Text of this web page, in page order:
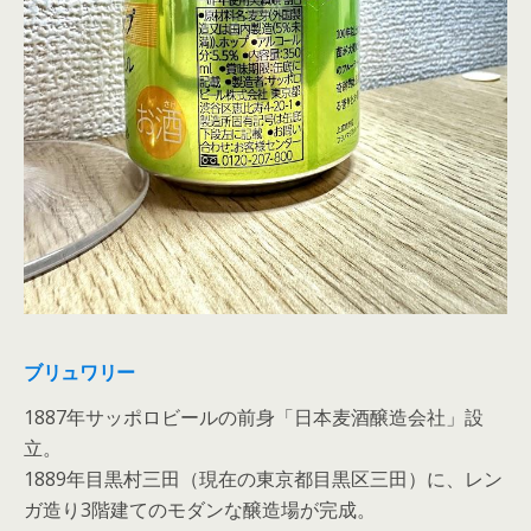
ブリュワリー
1887年サッポロビールの前身「日本麦酒醸造会社」設
立。
1889年目黒村三田（現在の東京都目黒区三田）に、レン
ガ造り3階建てのモダンな醸造場が完成。